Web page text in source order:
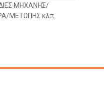
ΜΗΧΑΝΗΣ/
ΜΕΤΩΠΗΣ κλπ